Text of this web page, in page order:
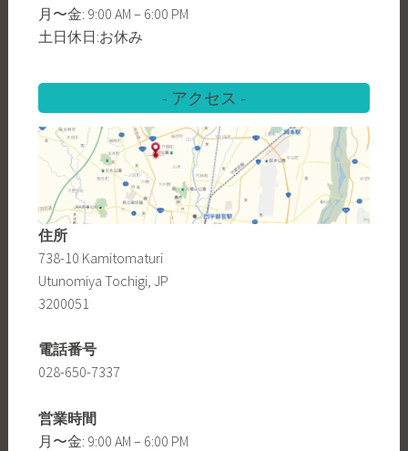
月〜金: 9:00 AM – 6:00 PM
土日休日:お休み
アクセス
住所
738-10 Kamitomaturi
Utunomiya Tochigi, JP
3200051
電話番号
028-650-7337
営業時間
月〜金: 9:00 AM – 6:00 PM